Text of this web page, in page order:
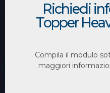
Richiedi
Topper
Compila il modulo
maggiori